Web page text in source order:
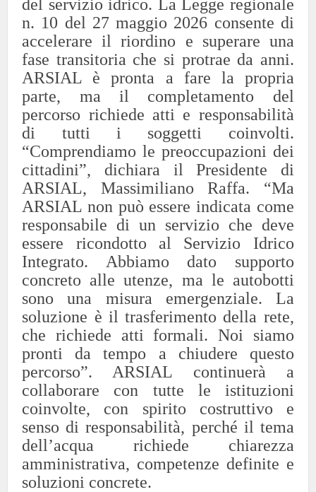
del servizio idrico.
La Legge regionale
n. 10 del 27 maggio 2026 consente di
accelerare il riordino e superare una
fase transitoria che si protrae da anni.
ARSIAL è pronta a fare la propria
parte, ma il completamento del
percorso richiede atti e responsabilità
di tutti i soggetti coinvolti.
“Comprendiamo le preoccupazioni dei
cittadini”, dichiara il Presidente di
ARSIAL, Massimiliano Raffa. “Ma
ARSIAL non può essere indicata come
responsabile di un servizio che deve
essere ricondotto al Servizio Idrico
Integrato. Abbiamo dato supporto
concreto alle utenze, ma le autobotti
sono una misura emergenziale. La
soluzione è il trasferimento della rete,
che richiede atti formali. Noi siamo
pronti da tempo a chiudere questo
percorso”. ARSIAL continuerà a
collaborare con tutte le istituzioni
coinvolte, con spirito costruttivo e
senso di responsabilità, perché il tema
dell’acqua richiede chiarezza
amministrativa, competenze definite e
soluzioni concrete.